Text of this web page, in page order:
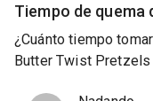
Tiempo de quema
¿Cuánto tiempo
Butter Twist Pretzels